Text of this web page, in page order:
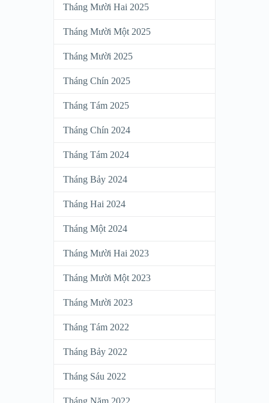
Tháng Mười Hai 2025
Tháng Mười Một 2025
Tháng Mười 2025
Tháng Chín 2025
Tháng Tám 2025
Tháng Chín 2024
Tháng Tám 2024
Tháng Bảy 2024
Tháng Hai 2024
Tháng Một 2024
Tháng Mười Hai 2023
Tháng Mười Một 2023
Tháng Mười 2023
Tháng Tám 2022
Tháng Bảy 2022
Tháng Sáu 2022